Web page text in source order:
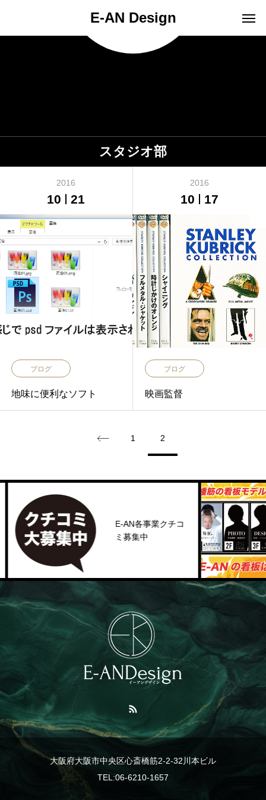
E-AN Design
スタジオ部
2016
10 21
ブログ
地味に便利なソフト
2016
10 17
ブログ
映画監督
1 2
E-AN各事業クチコ
ミ募集中
大阪府大阪市中央区心斎橋筋2-2-32川本ビル
TEL:06-6210-1657